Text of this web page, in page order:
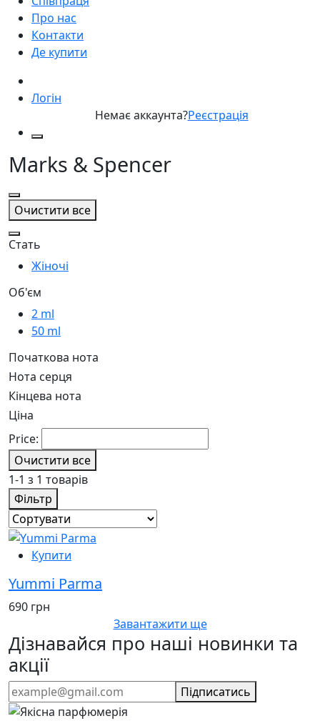
Про нас
Контакти
Де купити
Логін
Немає аккаунта?Реєстрація
Marks & Spencer
Очистити все
Стать
Жіночі
Об'єм
2 ml
50 ml
Початкова нота
Нота серця
Кінцева нота
Ціна
Price:
Очистити все
1-1 з 1 товарів
Фільтр
Купити
Yummi Parma
690 грн
Завантажити ще
Дізнавайся про наші новинки та
акції
Підписатись